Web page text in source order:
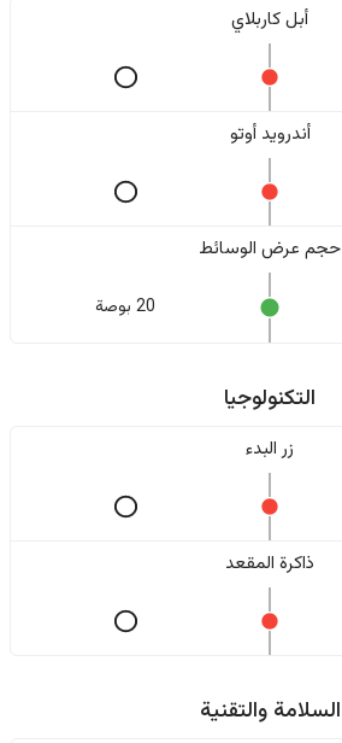
أبل كاربلاي
أندرويد أوتو
حجم عرض الوسائط
20 بوصة
التكنولوجيا
زر البدء
ذاكرة المقعد
السلامة والتقنية